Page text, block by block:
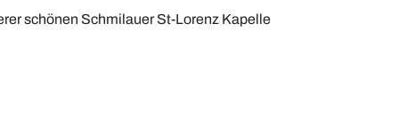
schönen Schmilauer St-Lorenz Kapelle